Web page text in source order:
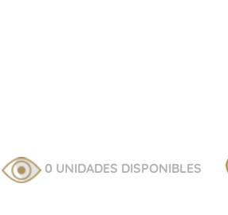
0 UNIDADES DISPONIBLES